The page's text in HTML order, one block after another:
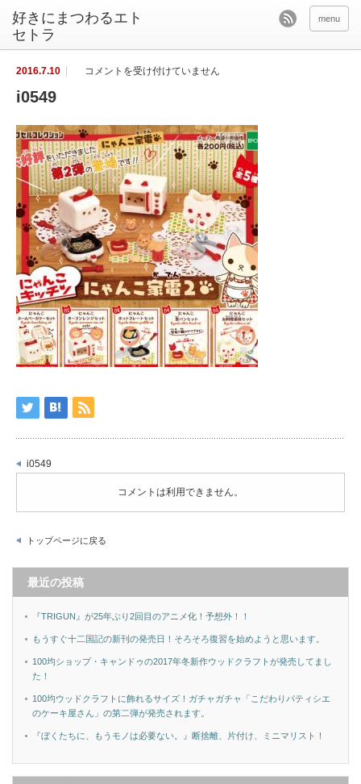
好きにまつわるエト
セトラ
menu
2016.7.10
は
コメントを受け付けていません
i0549
i0549
コメントは利用できません。
トップページに戻る
最近の投稿
『TRIGUN』が25年ぶり2回目のアニメ化！予想外！！
もうすぐ十二国記の新刊の発売日！そろそろ復習を始めようと思います。
100均ショップ・キャンドゥの2017年冬新作ウッドクラフトが発売してまし
た！
100均ウッドクラフトに飾れるサイズ！ガチャガチャ「こだわりパティシエ
のケーキ屋さん」の第二弾が発売されます。
『ぼくたちに、もうモノは必要ない。』断捨離、片付け、ミニマリスト！